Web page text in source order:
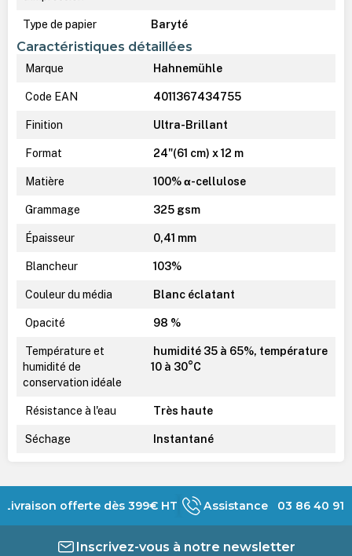
Type de papier Baryté
Caractéristiques détaillées
Marque Hahnemühle
Code EAN 4011367434755
Finition Ultra-Brillant
Format 24"(61 cm) x 12 m
Matière 100% α-cellulose
Grammage 325 gsm
Épaisseur 0,41 mm
Blancheur 103%
Couleur du média Blanc éclatant
Opacité 98 %
Température et
humidité de
conservation idéale
humidité 35 à 65%, température
10 à 30°C
Résistance à l'eau Très haute
Séchage Instantané
Livraison offerte dès 399€ HT Assistance 03 86 40 91
Inscrivez-vous à notre newsletter